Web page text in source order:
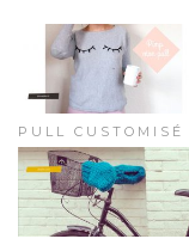
PULL